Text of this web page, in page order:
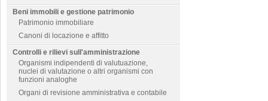
Beni immobili e gestione patrimonio
Patrimonio immobiliare
Canoni di locazione e affitto
Controlli e rilievi sull'amministrazione
Organismi indipendenti di valutuazione,
nuclei di valutazione o altri organismi con
funzioni analoghe
Organi di revisione amministrativa e contabile